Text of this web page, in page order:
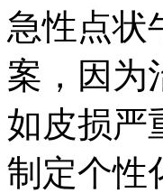
急性点状
案，因为
如皮损严
制定个性